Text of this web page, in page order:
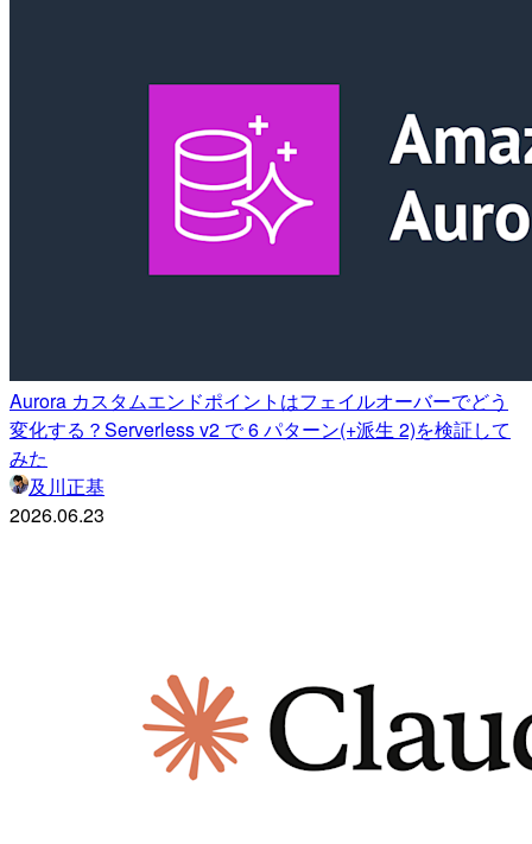
Aurora カスタムエンドポイントはフェイルオーバーでどう
変化する？Serverless v2 で 6 パターン(+派生 2)を検証して
みた
及川正基
2026.06.23